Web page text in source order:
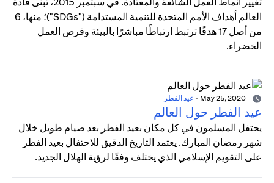
تغيير أنماط العمل الشائعة والمعتادة. في سبتمبر 2015، تبنى قادة
العالم أهداف الأمم المتحدة للتنمية المستدامة ("SDGs")؛ منها، 6
من أصل 17 هدفًا ترتبط ارتباطًا مباشرًا بالبيئة وفرص العمل
الخضراء.
- عيد الفطر
عيد الفطر حول العالم
يحتفل المسلمون في كل مكان بعيد الفطر بعد صيام طويل خلال
شهر رمضان المبارك. يعتمد التاريخ الدقيق للاحتفال بعيد الفطر
على التقويم الإسلامي الذي يختلف وفقًا لرؤية الهلال الجديد.